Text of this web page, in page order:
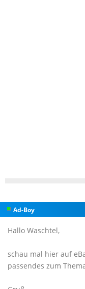
Ad-Boy
Hallo Waschtel,
schau mal hier auf
passendes zum